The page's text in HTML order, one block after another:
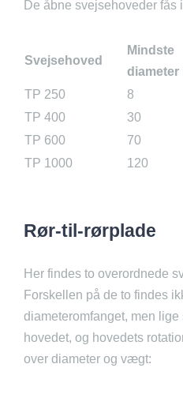
De åbne svejsehoveder fås
Svejsehoved
Mindste
diameter
TP 250
8
TP 400
30
TP 600
70
TP 1000
120
Rør-til-rørplade
Her findes to overordnede
Forskellen på de to findes
diameteromfanget, men
hovedet, og hovedets
over diameter og vægt: